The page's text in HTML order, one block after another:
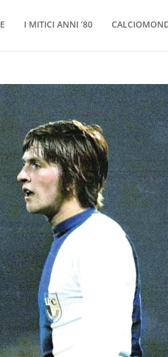
I MITICI ANNI ’80